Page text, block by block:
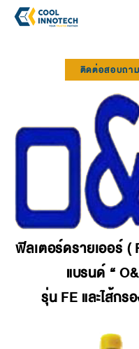
ติดต่อสอบถาม
ฟิลเตอร์ดรายเออร์ (
แบรนด์ “
รุ่น FE และไส้กร